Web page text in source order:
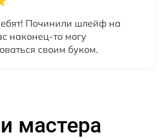
Починили шлейф на
наконец-то могу
своим буком.
мастера